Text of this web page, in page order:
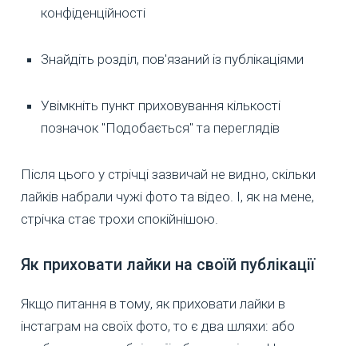
конфіденційності
Знайдіть розділ, пов'язаний із публікаціями
Увімкніть пункт приховування кількості
позначок "Подобається" та переглядів
Після цього у стрічці зазвичай не видно, скільки
лайків набрали чужі фото та відео. І, як на мене,
стрічка стає трохи спокійнішою.
Як приховати лайки на своїй публікації
Якщо питання в тому, як приховати лайки в
інстаграм на своїх фото, то є два шляхи: або